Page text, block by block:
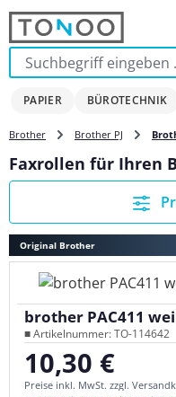
Zum Hauptinhalt
PAPIER BÜROTECHNIK
Brother Brother PJ
Faxrollen für Ihren
Original Brother
brother PAC411
■ Artikelnummer: TO-114642
Regulärer Preis:
10,30 €
Preise inkl. MwSt. zzgl.